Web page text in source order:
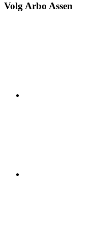
Volg Arbo Assen